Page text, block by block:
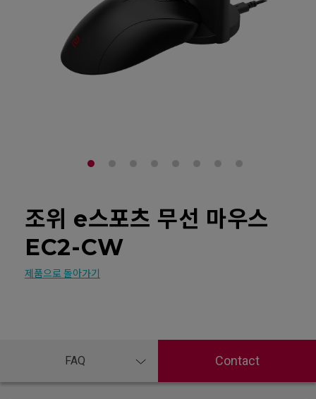
조위 e스포츠 무선 마우스
EC2-CW
제품으로 돌아가기
FAQ Contact